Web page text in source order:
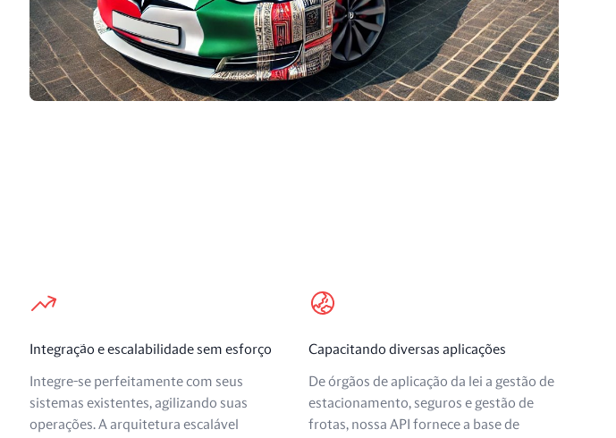
Integração e escalabilidade sem esforço
Integre-se perfeitamente com seus
sistemas existentes, agilizando suas
operações. A arquitetura escalável
Capacitando diversas aplicações
De órgãos de aplicação da lei a gestão de
estacionamento, seguros e gestão de
frotas, nossa API fornece a base de